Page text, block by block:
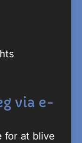
via e-
for at blive